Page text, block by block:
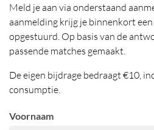
Meld je aan via onderstaand
aanmelding krijg je binnenkort
opgestuurd. Op basis van de
passende matches gemaakt.
De eigen bijdrage bedraagt €10,
consumptie.
Voornaam